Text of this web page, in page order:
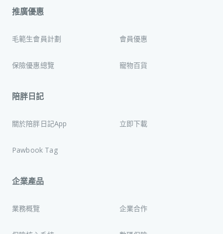
推廣優惠
毛範生會員計劃 會員優惠
保險優惠總覽 寵物百貨
陪胖日記
關於陪胖日記App 立即下載
Pawbook Tag
企業產品
業務概覽 企業合作